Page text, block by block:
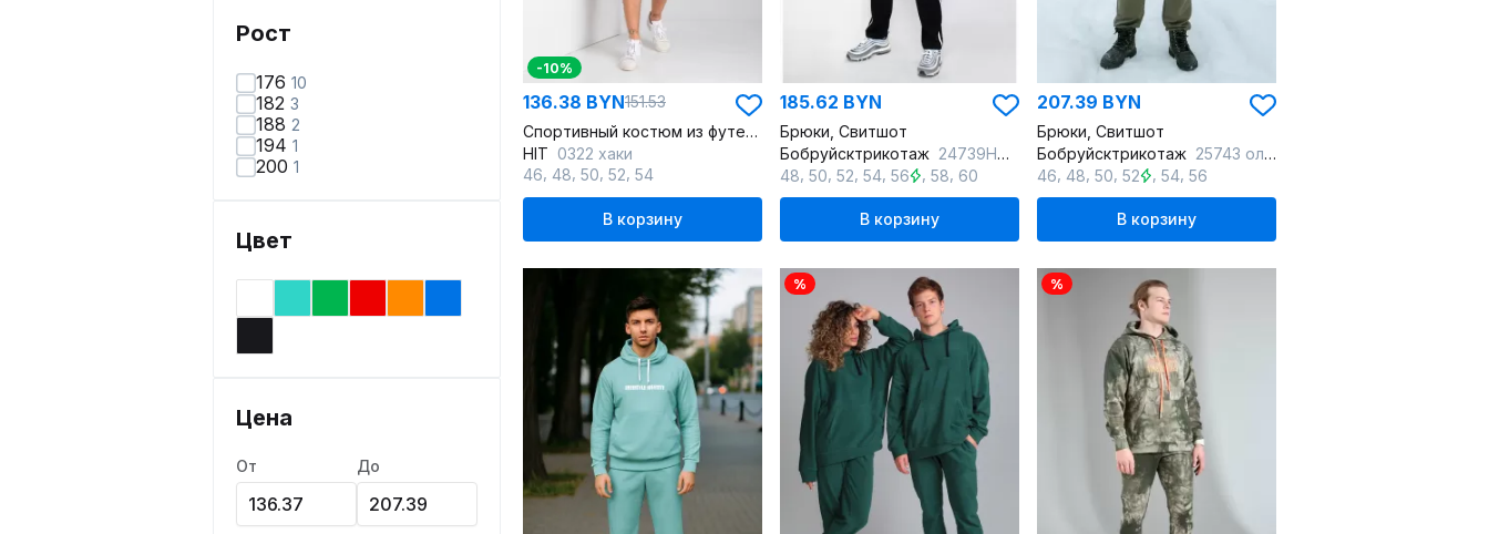
Рост
176 10
182 3
188 2
194 1
200 1
Цвет
Цена
От До
-10%
136.38 BYN151.53
Спортивный костюм из футера с капюшоном и шортами
HIT 0322 хаки
46 48 50 52 54
В корзину
185.62 BYN
Брюки, Свитшот
Бобруйсктрикотаж 24739НС черный
48 50 52 54 56 ,58 60
В корзину
207.39 BYN
Брюки, Свитшот
Бобруйсктрикотаж 25743 олива
46 48 50 52 ,54 ,56
В корзину
% %